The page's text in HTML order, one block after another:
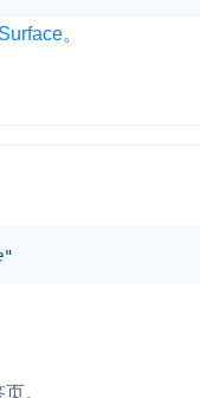
。
。